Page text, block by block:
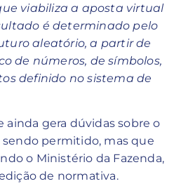
viabiliza a aposta virtual
é determinado pelo
aleatório, a partir de
de números, de símbolos,
definido no sistema de
ainda gera dúvidas sobre o
permitido, mas que
o Ministério da Fazenda,
de normativa.